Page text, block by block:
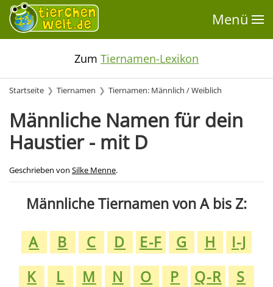
Menü
Zum Tiernamen-Lexikon
Startseite Tiernamen Tiernamen: Männlich / Weiblich
Männliche Namen für dein
Haustier - mit D
Geschrieben von Silke Menne.
Männliche Tiernamen von A bis Z:
A
B C D E-F G H
I-J
K
L M N O P Q-R
S